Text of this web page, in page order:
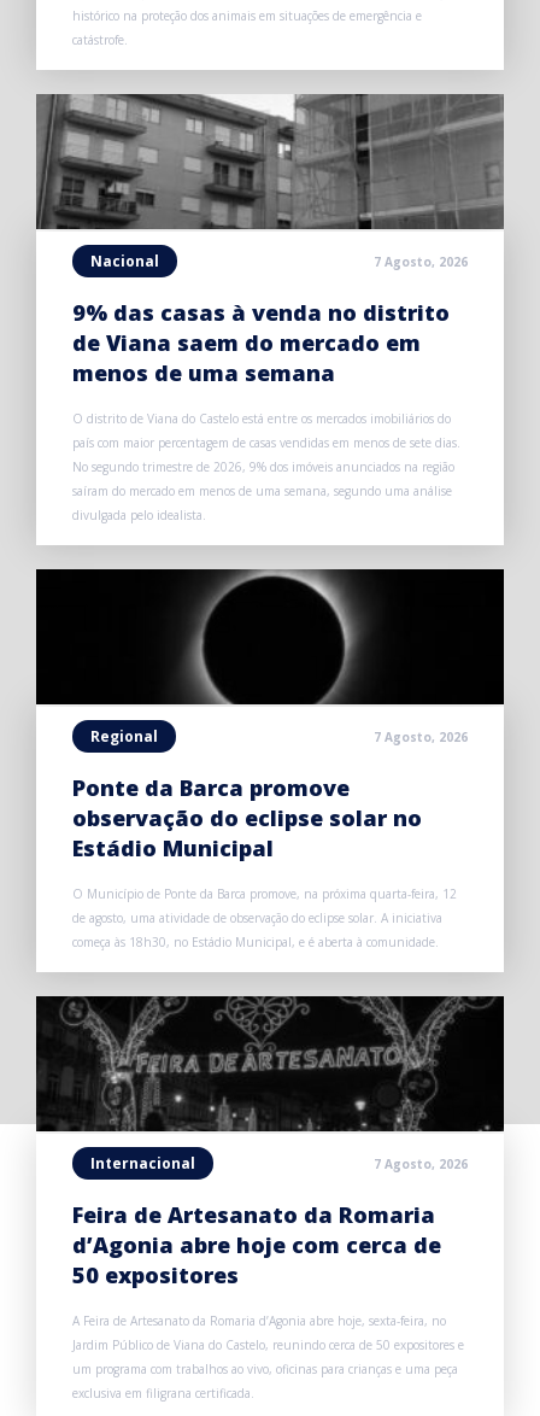
histórico na proteção dos animais em situações de emergência e
catástrofe.
Nacional 7 Agosto, 2026
9% das casas à venda no distrito
de Viana saem do mercado em
menos de uma semana
O distrito de Viana do Castelo está entre os mercados imobiliários do
país com maior percentagem de casas vendidas em menos de sete dias.
No segundo trimestre de 2026, 9% dos imóveis anunciados na região
saíram do mercado em menos de uma semana, segundo uma análise
divulgada pelo idealista.
Regional 7 Agosto, 2026
Ponte da Barca promove
observação do eclipse solar no
Estádio Municipal
O Município de Ponte da Barca promove, na próxima quarta-feira, 12
de agosto, uma atividade de observação do eclipse solar. A iniciativa
começa às 18h30, no Estádio Municipal, e é aberta à comunidade.
Internacional 7 Agosto, 2026
Feira de Artesanato da Romaria
d’Agonia abre hoje com cerca de
50 expositores
A Feira de Artesanato da Romaria d’Agonia abre hoje, sexta-feira, no
Jardim Público de Viana do Castelo, reunindo cerca de 50 expositores e
um programa com trabalhos ao vivo, oficinas para crianças e uma peça
exclusiva em filigrana certificada.